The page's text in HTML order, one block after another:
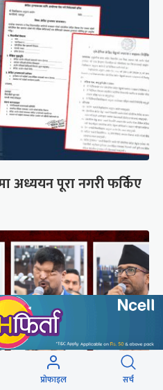
अध्ययन पूरा नगरी फर्किए
प्रोफाइल सर्च